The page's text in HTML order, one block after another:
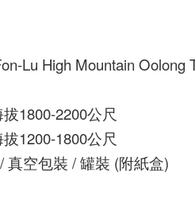
Lu High Mountain Oolong
1800-2200公尺
1200-1800公尺
真空包裝 / 罐裝 (附紙盒)